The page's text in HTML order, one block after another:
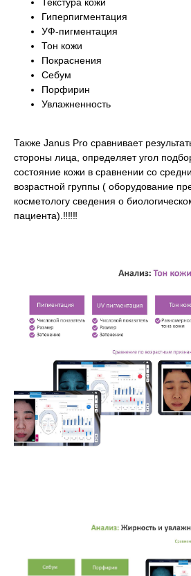
Гиперпигментация
УФ-пигментация
Тон кожи
Покраснения
Себум
Порфирин
Увлажненность
Также Janus Pro сравнивает
стороны лица, определяет угол
состояние кожи в сравнении со
возрастной группы ( оборудование
косметологу сведения о
пациента).‼️‼️‼️